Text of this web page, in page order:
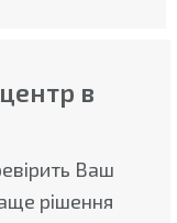
в
Ваш
рішення